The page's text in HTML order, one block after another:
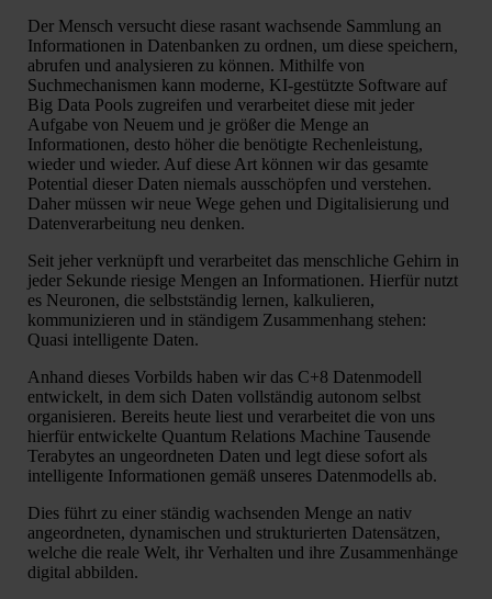
Der Mensch versucht diese rasant wachsende Sammlung an
Informationen in Datenbanken zu ordnen, um diese speichern,
abrufen und analysieren zu können. Mithilfe von
Suchmechanismen kann moderne, KI-gestützte Software auf
Big Data Pools zugreifen und verarbeitet diese mit jeder
Aufgabe von Neuem und je größer die Menge an
Informationen, desto höher die benötigte Rechenleistung,
wieder und wieder. Auf diese Art können wir das gesamte
Potential dieser Daten niemals ausschöpfen und verstehen.
Daher müssen wir neue Wege gehen und Digitalisierung und
Datenverarbeitung neu denken.
Seit jeher verknüpft und verarbeitet das menschliche Gehirn in
jeder Sekunde riesige Mengen an Informationen. Hierfür nutzt
es Neuronen, die selbstständig lernen, kalkulieren,
kommunizieren und in ständigem Zusammenhang stehen:
Quasi intelligente Daten.
Anhand dieses Vorbilds haben wir das C+8 Datenmodell
entwickelt, in dem sich Daten vollständig autonom selbst
organisieren. Bereits heute liest und verarbeitet die von uns
hierfür entwickelte Quantum Relations Machine Tausende
Terabytes an ungeordneten Daten und legt diese sofort als
intelligente Informationen gemäß unseres Datenmodells ab.
Dies führt zu einer ständig wachsenden Menge an nativ
angeordneten, dynamischen und strukturierten Datensätzen,
welche die reale Welt, ihr Verhalten und ihre Zusammenhänge
digital abbilden.